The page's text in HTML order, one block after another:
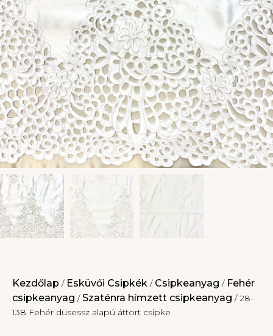
Kezdőlap / Esküvői Csipkék / Csipkeanyag / Fehér
csipkeanyag /Szaténra hímzett csipkeanyag / 28-
138 Fehér düsessz alapú áttört csipke